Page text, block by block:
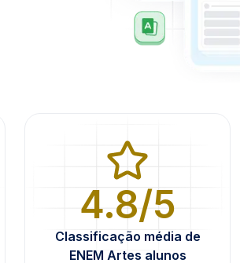
4.8/5
Classificação média de
ENEM Artes alunos